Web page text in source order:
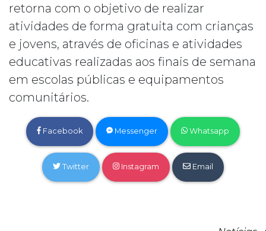
retorna com o objetivo de realizar
atividades de forma gratuita com crianças
e jovens, através de oficinas e atividades
educativas realizadas aos finais de semana
em escolas públicas e equipamentos
comunitários.
Facebook Messenger Whatsapp
Twitter Instagram Email